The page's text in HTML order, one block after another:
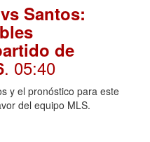
Santos:
de
. 05:40
y el pronóstico para este
del equipo MLS.